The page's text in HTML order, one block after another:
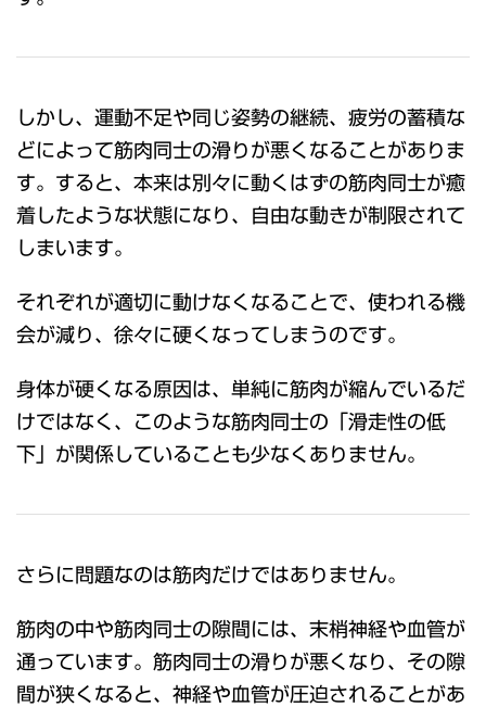
しかし、運動不足や同じ姿勢の継続、疲労の蓄積な
どによって筋肉同士の滑りが悪くなることがありま
す。すると、本来は別々に動くはずの筋肉同士が癒
着したような状態になり、自由な動きが制限されて
しまいます。
それぞれが適切に動けなくなることで、使われる機
会が減り、徐々に硬くなってしまうのです。
身体が硬くなる原因は、単純に筋肉が縮んでいるだ
けではなく、このような筋肉同士の「滑走性の低
下」が関係していることも少なくありません。
さらに問題なのは筋肉だけではありません。
筋肉の中や筋肉同士の隙間には、末梢神経や血管が
通っています。筋肉同士の滑りが悪くなり、その隙
間が狭くなると、神経や血管が圧迫されることがあ